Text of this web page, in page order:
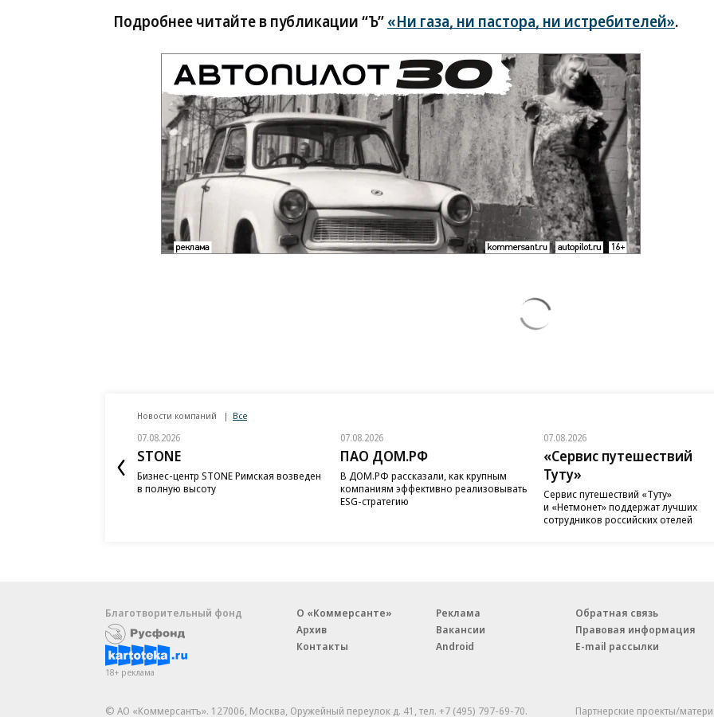
Подробнее читайте в публикации “Ъ”«Ни газа, ни пастора, ни истребителей».
Новости компаний Все
07.08.2026
STONE
Бизнес-центр STONE Римская возведен
в полную высоту
07.08.2026
ПАО ДОМ.РФ
В ДОМ.РФ рассказали, как крупным
компаниям эффективно реализовывать
ESG-стратегию
07.08.2026
«Сервис путешествий
Туту»
Сервис путешествий «Туту»
и «Нетмонет» поддержат лучших
сотрудников российских отелей
Благотворительный фонд
18+ реклама
О «Коммерсанте»
Архив
Контакты
Реклама
Вакансии
Android
Обратная связь
Правовая информация
E-mail рассылки
© АО «Коммерсантъ». 127006, Москва, Оружейный переулок д. 41,тел. +7 (495) 797-69-70. Партнерские проекты/